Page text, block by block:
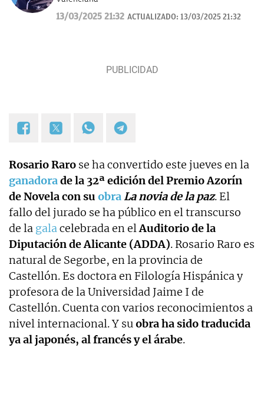
13/03/2025 21:32 ACTUALIZADO: 13/03/2025 21:32
Rosario Raro se ha convertido este jueves en la
ganadorade la 32ª edición del Premio Azorín
de Novela con su obraLa novia de la paz. El
fallo del jurado se ha público en el transcurso
de la galacelebrada en elAuditorio de la
Diputación de Alicante (ADDA). Rosario Raro es
natural de Segorbe, en la provincia de
Castellón. Es doctora en Filología Hispánica y
profesora de la Universidad Jaime I de
Castellón. Cuenta con varios reconocimientos a
nivel internacional. Y suobra ha sido traducida
ya al japonés, al francés y el árabe.